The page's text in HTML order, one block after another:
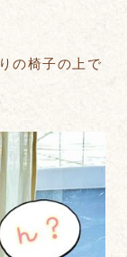
の椅子の上で